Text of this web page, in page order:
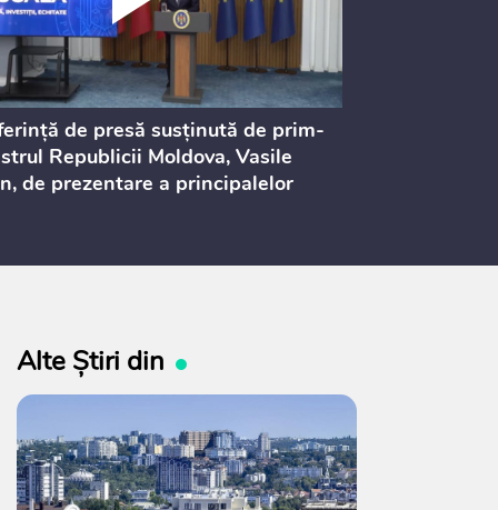
de presă susținută de prim-
Republicii Moldova, Vasile
de prezentare a principalelor
publice
Alte Știri din